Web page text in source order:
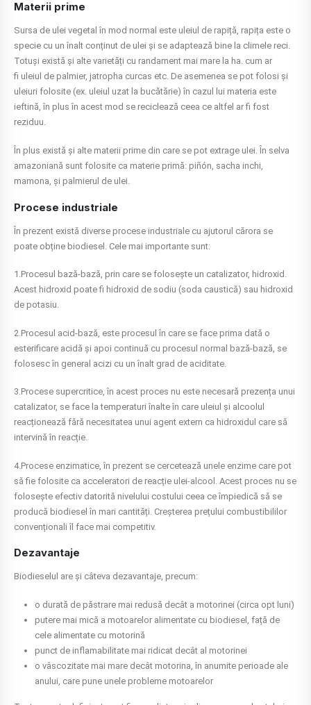
Materii prime
Sursa de ulei vegetal în mod normal este uleiul de rapiță, rapița este o
specie cu un înalt conținut de ulei și se adaptează bine la climele reci.
Totuși există și alte varietăți cu randament mai mare la ha. cum ar
fi uleiul de palmier, jatropha curcas etc. De asemenea se pot folosi și
uleiuri folosite (ex. uleiul uzat la bucătărie) în cazul lui materia este
ieftină, în plus în acest mod se reciclează ceea ce altfel ar fi fost
reziduu.
În plus există și alte materii prime din care se pot extrage ulei. În selva
amazoniană sunt folosite ca materie primă: piñón, sacha inchi,
mamona, și palmierul de ulei.
Procese industriale
În prezent există diverse procese industriale cu ajutorul cărora se
poate obține biodiesel. Cele mai importante sunt:
1.Procesul bază-bază, prin care se folosește un catalizator, hidroxid.
Acest hidroxid poate fi hidroxid de sodiu (soda caustică) sau hidroxid
de potasiu.
2.Procesul acid-bază, este procesul în care se face prima dată o
esterificare acidă și apoi continuă cu procesul normal bază-bază, se
folosesc în general acizi cu un înalt grad de aciditate.
3.Procese supercritice, în acest proces nu este necesară prezența unui
catalizator, se face la temperaturi înalte în care uleiul și alcoolul
reacționează fără necesitatea unui agent extern ca hidroxidul care să
intervină în reacție.
4.Procese enzimatice, în prezent se cercetează unele enzime care pot
să fie folosite ca acceleratori de reacție ulei-alcool. Acest proces nu se
folosește efectiv datorită nivelului costului ceea ce împiedică să se
producă biodiesel în mari cantități. Creșterea prețului combustibililor
convenționali îl face mai competitiv.
Dezavantaje
Biodieselul are și câteva dezavantaje, precum:
o durată de păstrare mai redusă decât a motorinei (circa opt luni)
putere mai mică a motoarelor alimentate cu biodiesel, față de
cele alimentate cu motorină
punct de inflamabilitate mai ridicat decât al motorinei
o vâscozitate mai mare decât motorina, în anumite perioade ale
anului, care pune unele probleme motoarelor